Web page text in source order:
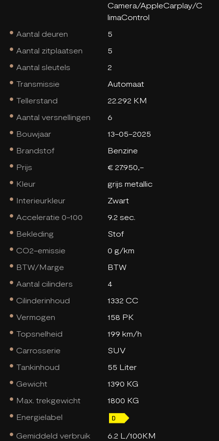
Camera/AppleCarplay/C
limaControl
Aantal deuren
5
Aantal zitplaatsen
5
Aantal sleutels
2
Transmissie
Automaat
Tellerstand
22.292 KM
Aantal versnellingen
6
Bouwjaar
13-05-2025
Brandstof
Benzine
Prijs
€ 27.950,-
Kleur
grijs metallic
Interieurkleur
Zwart
Acceleratie 0-100
9.2 sec.
Bekleding
Stof
CO2-emissie
0 g/km
BTW/Marge
BTW
Aantal cilinders
4
Cilinderinhoud
1332 CC
Vermogen
158 PK
Topsnelheid
199 km/h
Carrosserie
SUV
Tankinhoud
55 Liter
Gewicht
1390 KG
Max. trekgewicht
1800 KG
Energielabel
Gemiddeld verbruik
6.2 L/100KM